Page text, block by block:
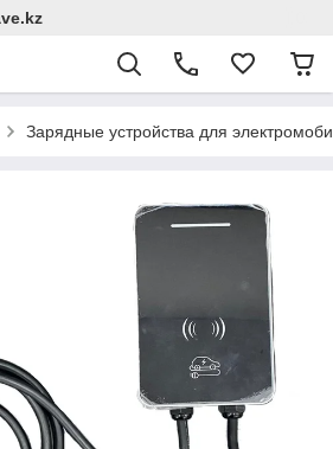
Зарядные устройствa для